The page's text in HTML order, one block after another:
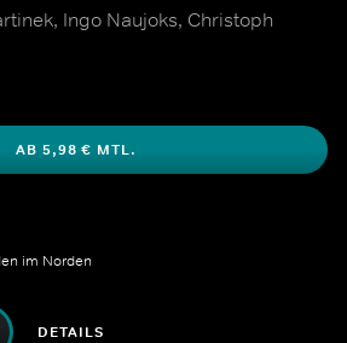
Ingo Naujoks, Christoph
AB 5,98 € MTL.
im Norden
DETAILS